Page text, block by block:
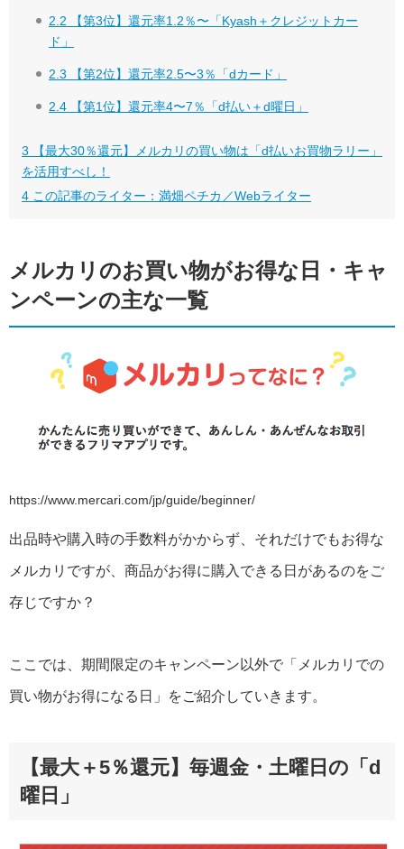
2.2 【第3位】還元率1.2％〜「Kyash＋クレジットカー
ド」
2.3 【第2位】還元率2.5〜3％「dカード」
2.4 【第1位】還元率4〜7％「d払い＋d曜日」
3 【最大30％還元】メルカリの買い物は「d払いお買物ラリー」
を活用すべし！
4 この記事のライター：満畑ペチカ／Webライター
メルカリのお買い物がお得な日・キャ
ンペーンの主な一覧
https://www.mercari.com/jp/guide/beginner/
出品時や購入時の手数料がかからず、それだけでもお得な
メルカリですが、商品がお得に購入できる日があるのをご
存じですか？
ここでは、期間限定のキャンペーン以外で「メルカリでの
買い物がお得になる日」をご紹介していきます。
【最大＋5％還元】毎週金・土曜日の「d
曜日」